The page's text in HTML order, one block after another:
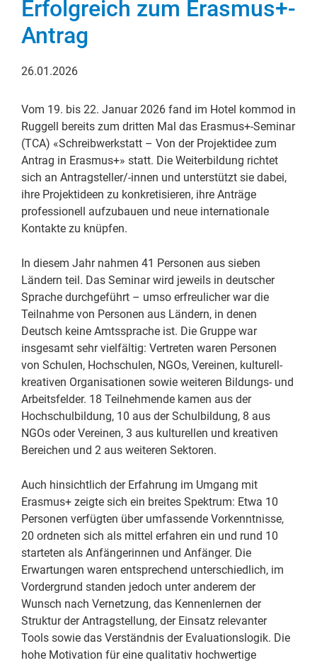
Erfolgreich zum Erasmus+-
Antrag
26.01.2026
Vom 19. bis 22. Januar 2026 fand im Hotel kommod in
Ruggell bereits zum dritten Mal das Erasmus+-Seminar
(TCA) «Schreibwerkstatt – Von der Projektidee zum
Antrag in Erasmus+» statt. Die Weiterbildung richtet
sich an Antragsteller/-innen und unterstützt sie dabei,
ihre Projektideen zu konkretisieren, ihre Anträge
professionell aufzubauen und neue internationale
Kontakte zu knüpfen.
In diesem Jahr nahmen 41 Personen aus sieben
Ländern teil. Das Seminar wird jeweils in deutscher
Sprache durchgeführt – umso erfreulicher war die
Teilnahme von Personen aus Ländern, in denen
Deutsch keine Amtssprache ist. Die Gruppe war
insgesamt sehr vielfältig: Vertreten waren Personen
von Schulen, Hochschulen, NGOs, Vereinen, kulturell-
kreativen Organisationen sowie weiteren Bildungs- und
Arbeitsfelder. 18 Teilnehmende kamen aus der
Hochschulbildung, 10 aus der Schulbildung, 8 aus
NGOs oder Vereinen, 3 aus kulturellen und kreativen
Bereichen und 2 aus weiteren Sektoren.
Auch hinsichtlich der Erfahrung im Umgang mit
Erasmus+ zeigte sich ein breites Spektrum: Etwa 10
Personen verfügten über umfassende Vorkenntnisse,
20 ordneten sich als mittel erfahren ein und rund 10
starteten als Anfängerinnen und Anfänger. Die
Erwartungen waren entsprechend unterschiedlich, im
Vordergrund standen jedoch unter anderem der
Wunsch nach Vernetzung, das Kennenlernen der
Struktur der Antragstellung, der Einsatz relevanter
Tools sowie das Verständnis der Evaluationslogik. Die
hohe Motivation für eine qualitativ hochwertige